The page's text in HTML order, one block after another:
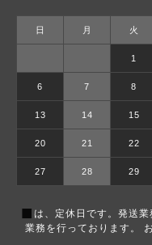
日 月 火
1
6 7 8
13 14 15
20 21 22
27 28 29
■ は、定休日です。発送
業務を行っております。